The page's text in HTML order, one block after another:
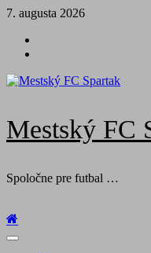
Skip
content
7. augusta 2026
Mestský FC
Spoločne pre futbal …
Primary